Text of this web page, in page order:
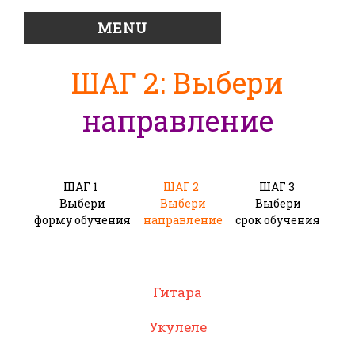
MENU
ШАГ 2: Выбери
направление
ШАГ 1
Выбери
форму обучения
ШАГ 2
Выбери
направление
ШАГ 3
Выбери
срок обучения
Гитара
Укулеле